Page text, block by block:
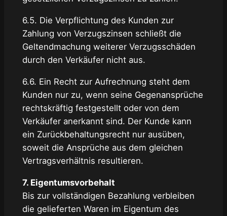
6.5. Die Verpflichtung des Kunden zur
Zahlung von Verzugszinsen schließt die
Geltendmachung weiterer Verzugsschäden
durch den Verkäufer nicht aus.
6.6. Ein Recht zur Aufrechnung steht dem
Kunden nur zu, wenn seine Gegenansprüche
rechtskräftig festgestellt oder von dem
Verkäufer anerkannt sind. Der Kunde kann
ein Zurückbehaltungsrecht nur ausüben,
soweit die Ansprüche aus dem gleichen
Vertragsverhältnis resultieren.
7. Eigentumsvorbehalt
Bis zur vollständigen Bezahlung verbleiben
die gelieferten Waren im Eigentum des